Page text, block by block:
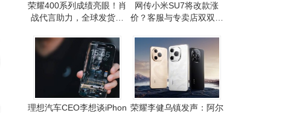
荣耀400系列成绩亮眼！肖
战代言助力，全球发货量
网传小米SU7将改款涨
价？客服与专卖店双双回
理想汽车CEO李想谈iPhon 荣耀李健乌镇发声：阿尔